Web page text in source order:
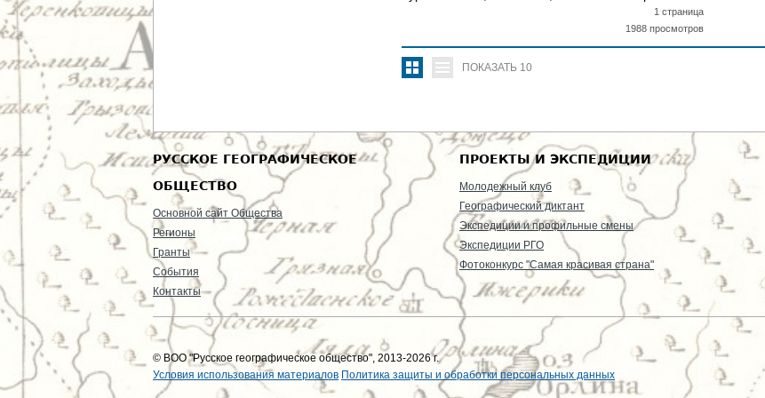
1 страница
1988 просмотров
ПОКАЗАТЬ 10
РУССКОЕ ГЕОГРАФИЧЕСКОЕ
ОБЩЕСТВО
Основной сайт Общества
Регионы
Гранты
События
Контакты
ПРОЕКТЫ И ЭКСПЕДИЦИИ
Молодежный клуб
Географический диктант
Экспедиции и профильные смены
Экспедиции РГО
Фотоконкурс "Самая красивая страна"
© ВОО "Русское географическое общество", 2013-2026 г.
Условия использования материалов Политика защиты и обработки персональных данных